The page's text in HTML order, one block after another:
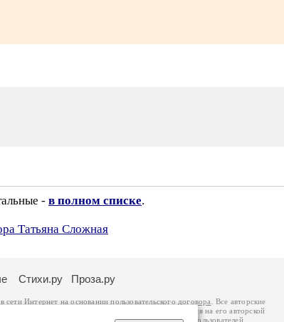
- в полном списке.
Татьяна Сложная
Стихи.ру Проза.ру
сети Интернет на основаниипользовательского договора
. Все авторские
согласия его автора, к которому вы можете обратиться на его авторской
законодательства Российской Федерации. Данные пользователей